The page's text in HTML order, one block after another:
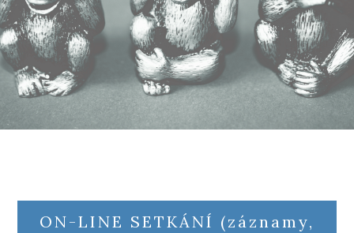
ON-LINE SETKÁNÍ (záznamy,